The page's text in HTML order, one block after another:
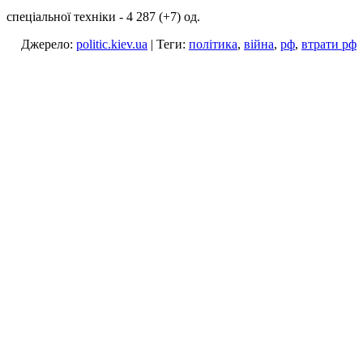
спеціальної техніки - 4 287 (+7) од.
Джерело: politic.kiev.ua | Теги: політика, війна, рф, втрати рф